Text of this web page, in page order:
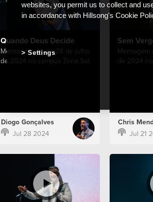
Quando Deus Decide
Mensagem do dia 28 de julho
de 2024 no campus Zona Sul.
Diogo Gonçalves
Jul 28 2024
Sem
Mensagem
de 2024
Chris
Jul 21
websites, you permit us to collect and
in accordance with Hillsong's Cookie
Settings